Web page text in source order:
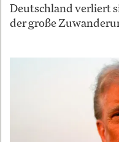
Deutschland verliert
der große